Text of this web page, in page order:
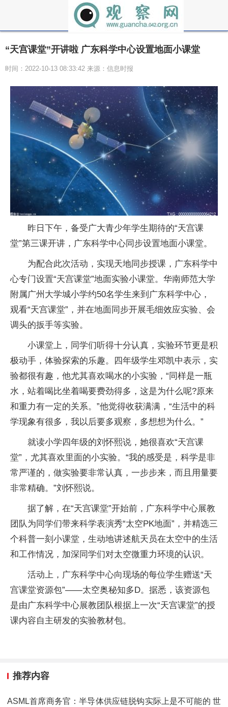
“天宫课堂”开讲啦 广东科学中心设置地面小课堂
时间：2022-10-13 08:33:42 来源：信息时报
昨日下午，备受广大青少年学生期待的“天宫课
堂”第三课开讲，广东科学中心同步设置地面小课堂。
为配合此次活动，实现天地同步授课，广东科学中
心专门设置“天宫课堂”地面实验小课堂。华南师范大学
附属广州大学城小学约50名学生来到广东科学中心，
观看“天宫课堂”，并在地面同步开展毛细效应实验、会
调头的扳手等实验。
小课堂上，同学们听得十分认真，实验环节更是积
极动手，体验探索的乐趣。四年级学生邓凯中表示，实
验都很有趣，他尤其喜欢喝水的小实验，“同样是一瓶
水，站着喝比坐着喝要费劲得多，这是为什么呢?原来
和重力有一定的关系。”他觉得收获满满，“生活中的科
学现象有很多，我以后要多观察，多想想为什么。”
就读小学四年级的刘怀熙说，她很喜欢“天宫课
堂”，尤其喜欢里面的小实验。“我的感受是，科学是非
常严谨的，做实验要非常认真，一步步来，而且用量要
非常精确。”刘怀熙说。
据了解，在“天宫课堂”开始前，广东科学中心展教
团队为同学们带来科学表演秀“太空PK地面”，并精选三
个科普一刻小课堂，生动地讲述航天员在太空中的生活
和工作情况，加深同学们对太空微重力环境的认识。
活动上，广东科学中心向现场的每位学生赠送“天
宫课堂资源包”——太空奥秘知多D。据悉，该资源包
是由广东科学中心展教团队根据上一次“天宫课堂”的授
课内容自主研发的实验教材包。
推荐内容
ASML首席商务官：半导体供应链脱钩实际上是不可能的 世